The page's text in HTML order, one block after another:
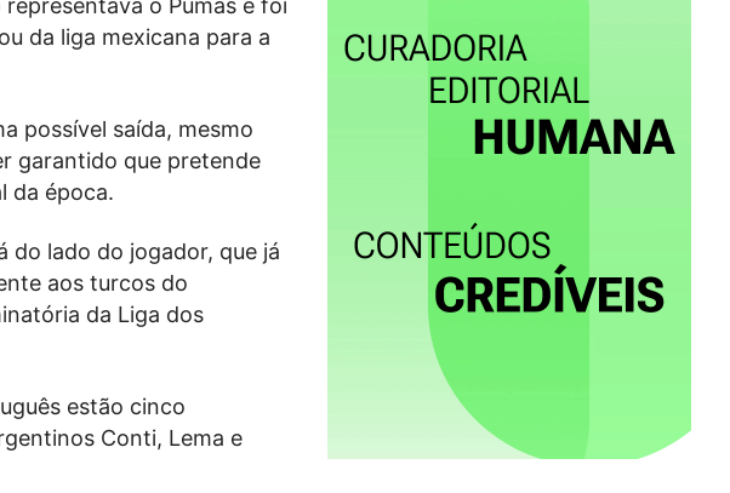
o Pumas e foi
da liga mexicana para a
possível saída, mesmo
garantido que pretende
da época.
do lado do jogador, que já
aos turcos do
da Liga dos
estão cinco
Conti, Lema e